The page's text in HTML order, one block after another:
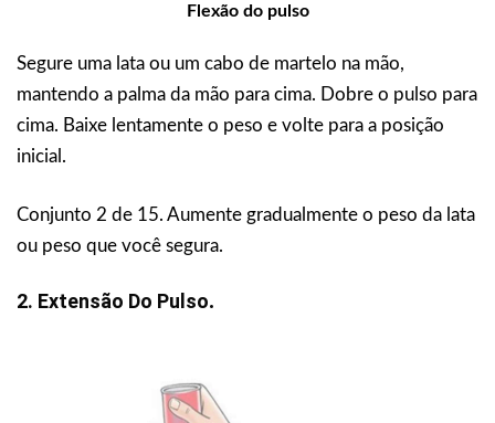
Flexão do pulso
Segure uma lata ou um cabo de martelo na mão,
mantendo a palma da mão para cima. Dobre o pulso para
cima. Baixe lentamente o peso e volte para a posição
inicial.
Conjunto 2 de 15. Aumente gradualmente o peso da lata
ou peso que você segura.
2. Extensão Do Pulso.